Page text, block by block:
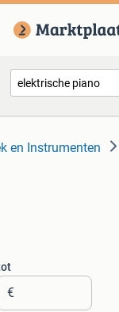
en Instrumenten
€